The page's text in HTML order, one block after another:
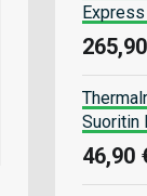
Suoritin
46,90